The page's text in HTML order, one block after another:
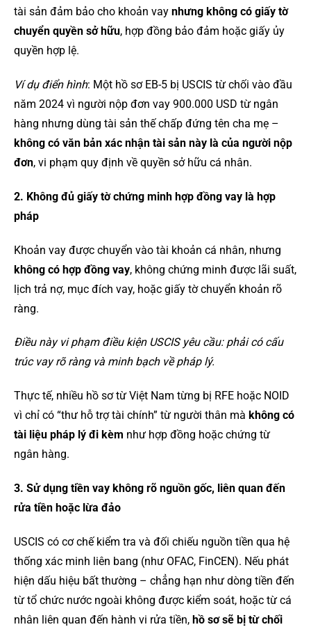
tài sản đảm bảo cho khoản vay nhưng không có giấy tờ
chuyển quyền sở hữu, hợp đồng bảo đảm hoặc giấy ủy
quyền hợp lệ.
Ví dụ điển hình: Một hồ sơ EB-5 bị USCIS từ chối vào đầu
năm 2024 vì người nộp đơn vay 900.000 USD từ ngân
hàng nhưng dùng tài sản thế chấp đứng tên cha mẹ –
không có văn bản xác nhận tài sản này là của người nộp
đơn, vi phạm quy định về quyền sở hữu cá nhân.
2. Không đủ giấy tờ chứng minh hợp đồng vay là hợp
pháp
Khoản vay được chuyển vào tài khoản cá nhân, nhưng
không có hợp đồng vay, không chứng minh được lãi suất,
lịch trả nợ, mục đích vay, hoặc giấy tờ chuyển khoản rõ
ràng.
Điều này vi phạm điều kiện USCIS yêu cầu: phải có cấu
trúc vay rõ ràng và minh bạch về pháp lý.
Thực tế, nhiều hồ sơ từ Việt Nam từng bị RFE hoặc NOID
vì chỉ có “thư hỗ trợ tài chính” từ người thân mà không có
tài liệu pháp lý đi kèm như hợp đồng hoặc chứng từ
ngân hàng.
3. Sử dụng tiền vay không rõ nguồn gốc, liên quan đến
rửa tiền hoặc lừa đảo
USCIS có cơ chế kiểm tra và đối chiếu nguồn tiền qua hệ
thống xác minh liên bang (như OFAC, FinCEN). Nếu phát
hiện dấu hiệu bất thường – chẳng hạn như dòng tiền đến
từ tổ chức nước ngoài không được kiểm soát, hoặc từ cá
nhân liên quan đến hành vi rửa tiền, hồ sơ sẽ bị từ chối